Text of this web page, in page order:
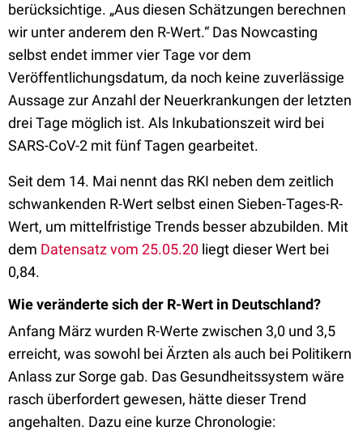
berücksichtige. „Aus diesen Schätzungen berechnen
wir unter anderem den R-Wert.“ Das Nowcasting
selbst endet immer vier Tage vor dem
Veröffentlichungsdatum, da noch keine zuverlässige
Aussage zur Anzahl der Neuerkrankungen der letzten
drei Tage möglich ist. Als Inkubationszeit wird bei
SARS-CoV-2 mit fünf Tagen gearbeitet.
Seit dem 14. Mai nennt das RKI neben dem zeitlich
schwankenden R-Wert selbst einen Sieben-Tages-R-
Wert, um mittelfristige Trends besser abzubilden. Mit
dem Datensatz vom 25.05.20 liegt dieser Wert bei
0,84.
Wie veränderte sich der R-Wert in Deutschland?
Anfang März wurden R-Werte zwischen 3,0 und 3,5
erreicht, was sowohl bei Ärzten als auch bei Politikern
Anlass zur Sorge gab. Das Gesundheitssystem wäre
rasch überfordert gewesen, hätte dieser Trend
angehalten. Dazu eine kurze Chronologie: